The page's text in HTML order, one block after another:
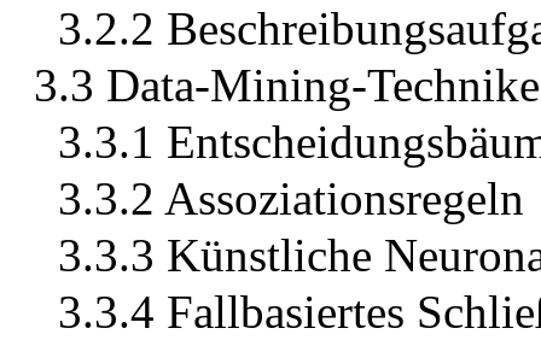
3.2.2
3.3 Data-Mining-
3.3.1
3.3.2 Assoziationsregeln
3.3.3 Künstliche
3.3.4 Fallbasiertes